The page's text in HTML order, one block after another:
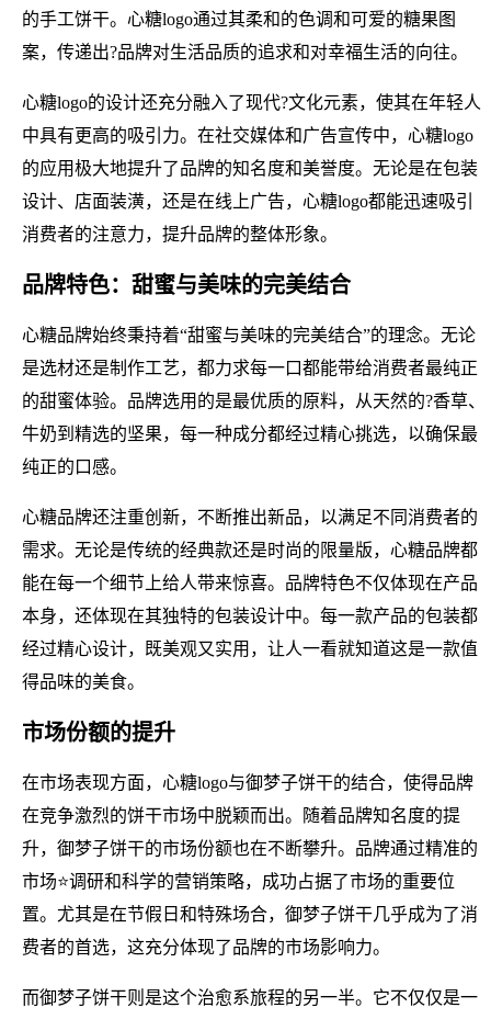
的手工饼干。心糖logo通过其柔和的色调和可爱的糖果图
案，传递出?品牌对生活品质的追求和对幸福生活的向往。
心糖logo的设计还充分融入了现代?文化元素，使其在年轻人
中具有更高的吸引力。在社交媒体和广告宣传中，心糖logo
的应用极大地提升了品牌的知名度和美誉度。无论是在包装
设计、店面装潢，还是在线上广告，心糖logo都能迅速吸引
消费者的注意力，提升品牌的整体形象。
品牌特色：甜蜜与美味的完美结合
心糖品牌始终秉持着“甜蜜与美味的完美结合”的理念。无论
是选材还是制作工艺，都力求每一口都能带给消费者最纯正
的甜蜜体验。品牌选用的是最优质的原料，从天然的?香草、
牛奶到精选的坚果，每一种成分都经过精心挑选，以确保最
纯正的口感。
心糖品牌还注重创新，不断推出新品，以满足不同消费者的
需求。无论是传统的经典款还是时尚的限量版，心糖品牌都
能在每一个细节上给人带来惊喜。品牌特色不仅体现在产品
本身，还体现在其独特的包装设计中。每一款产品的包装都
经过精心设计，既美观又实用，让人一看就知道这是一款值
得品味的美食。
市场份额的提升
在市场表现方面，心糖logo与御梦子饼干的结合，使得品牌
在竞争激烈的饼干市场中脱颖而出。随着品牌知名度的提
升，御梦子饼干的市场份额也在不断攀升。品牌通过精准的
市场⭐调研和科学的营销策略，成功占据了市场的重要位
置。尤其是在节假日和特殊场合，御梦子饼干几乎成为了消
费者的首选，这充分体现了品牌的市场影响力。
而御梦子饼干则是这个治愈系旅程的另一半。它不仅仅是一